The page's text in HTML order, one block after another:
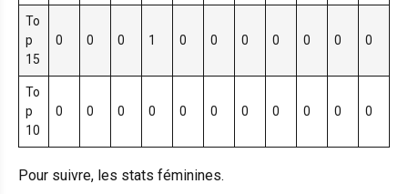
To
p
15
0 0 0 1 0 0 0 0 0 0 0
To
p
10
0 0 0 0 0 0 0 0 0 0 0
Pour suivre, les stats féminines.